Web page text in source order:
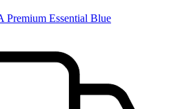
Premium Essential Blue